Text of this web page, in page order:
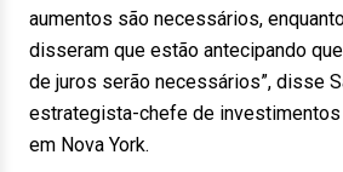
aumentos são necessários,
disseram que estão antecipando
de juros serão necessários”, disse
estrategista-chefe de investimentos
em Nova York.